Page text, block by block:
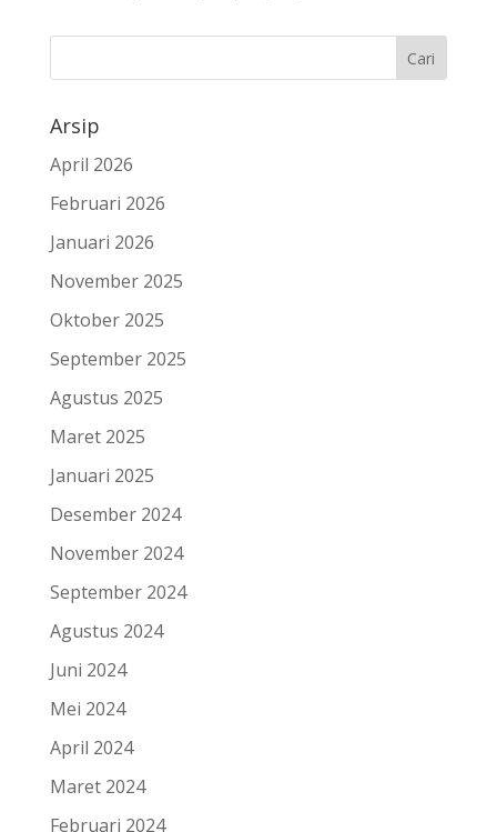
Arsip
April 2026
Februari 2026
Januari 2026
November 2025
Oktober 2025
September 2025
Agustus 2025
Maret 2025
Januari 2025
Desember 2024
November 2024
September 2024
Agustus 2024
Juni 2024
Mei 2024
April 2024
Maret 2024
Februari 2024